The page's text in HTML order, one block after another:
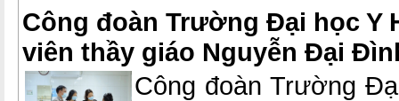
Công đoàn Trường Đại học Y
viên thầy giáo Nguyễn Đại
Công đoàn Trường